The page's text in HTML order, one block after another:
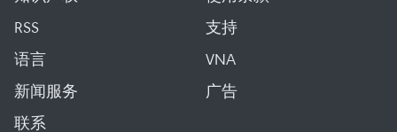
RSS
支持
语言
VNA
新闻服务
广告
联系